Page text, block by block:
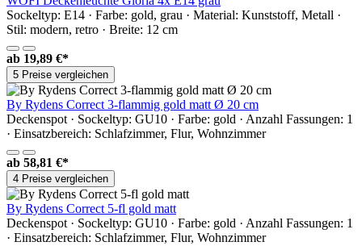
Sockeltyp: E14 · Farbe: gold, grau · Material: Kunststoff, Metall ·
Stil: modern, retro · Breite: 12 cm
ab 19,89 €*
5 Preise vergleichen
By Rydens Correct 3-flammig gold matt Ø 20 cm
Deckenspot · Sockeltyp: GU10 · Farbe: gold · Anzahl Fassungen: 1
· Einsatzbereich: Schlafzimmer, Flur, Wohnzimmer
ab 58,81 €*
4 Preise vergleichen
By Rydens Correct 5-fl gold matt
Deckenspot · Sockeltyp: GU10 · Farbe: gold · Anzahl Fassungen: 1
· Einsatzbereich: Schlafzimmer, Flur, Wohnzimmer